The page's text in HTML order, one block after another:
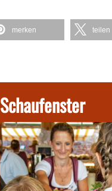
merken teilen
Schaufenster